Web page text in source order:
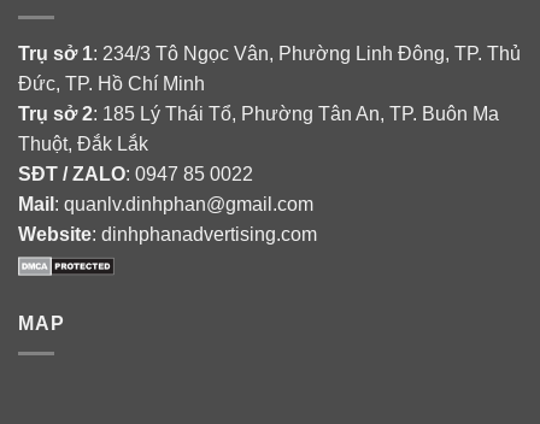
Trụ sở 1: 234/3 Tô Ngọc Vân, Phường Linh Đông, TP. Thủ
Đức, TP. Hồ Chí Minh
Trụ sở 2: 185 Lý Thái Tổ, Phường Tân An, TP. Buôn Ma
Thuột, Đắk Lắk
SĐT / ZALO: 0947 85 0022
Mail : quanlv.dinhphan@gmail.com
Website: dinhphanadvertising.com
MAP